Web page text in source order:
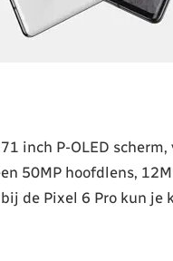
inch P-OLED
50MP hoofdlens,
de Pixel 6 Pro kun